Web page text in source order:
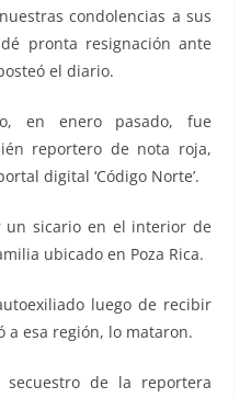
condolencias a sus
pronta resignación ante
el diario.
en enero pasado, fue
reportero de nota roja,
digital ‘Código Norte’.
un sicario en el interior de
ubicado en Poza Rica.
luego de recibir
a esa región, lo mataron.
de la reportera